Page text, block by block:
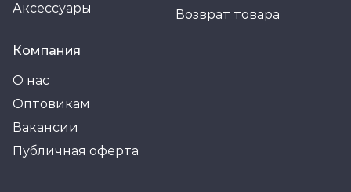
Аксессуары
Возврат товара
Компания
О нас
Оптовикам
Вакансии
Публичная оферта